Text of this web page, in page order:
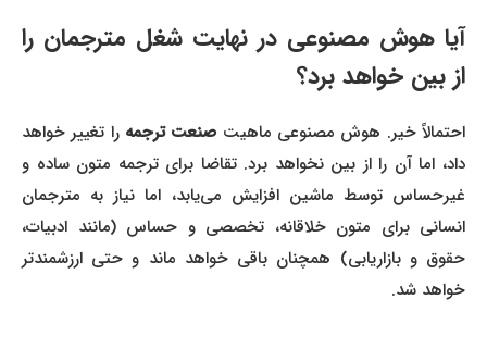
آیا هوش مصنوعی در نهایت شغل مترجمان را
از بین خواهد برد؟
احتمالاً خیر. هوش مصنوعی ماهیت صنعت ترجمه را تغییر خواهد
داد، اما آن را از بین نخواهد برد. تقاضا برای ترجمه متون ساده و
غیرحساس توسط ماشین افزایش می‌یابد، اما نیاز به مترجمان
انسانی برای متون خلاقانه، تخصصی و حساس (مانند ادبیات،
حقوق و بازاریابی) همچنان باقی خواهد ماند و حتی ارزشمندتر
خواهد شد.